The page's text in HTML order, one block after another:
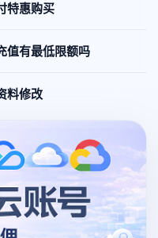
特惠购买
值有最低限额吗
料修改